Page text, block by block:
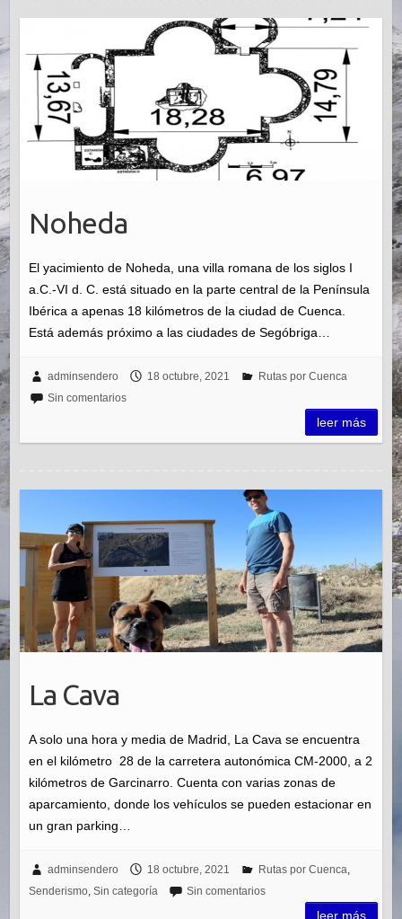
Noheda
El yacimiento de Noheda, una villa romana de los siglos I
a.C.-VI d. C. está situado en la parte central de la Península
Ibérica a apenas 18 kilómetros de la ciudad de Cuenca.
Está además próximo a las ciudades de Segóbriga…
adminsendero 18 octubre, 2021
Rutas por Cuenca
Sin comentarios
leer más
La Cava
A solo una hora y media de Madrid, La Cava se encuentra
en el kilómetro 28 de la carretera autonómica CM-2000, a 2
kilómetros de Garcinarro. Cuenta con varias zonas de
aparcamiento, donde los vehículos se pueden estacionar en
un gran parking…
adminsendero 18 octubre, 2021 Rutas por Cuenca,
Senderismo, Sin categoría Sin comentarios
leer más